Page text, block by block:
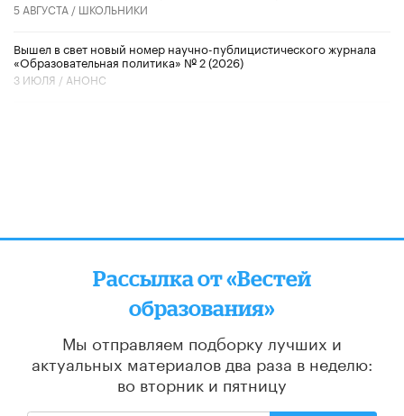
5 АВГУСТА / ШКОЛЬНИКИ
Вышел в свет новый номер научно-публицистического журнала
«Образовательная политика» № 2 (2026)
3 ИЮЛЯ / АНОНС
Рассылка от «Вестей
образования»
Мы отправляем подборку лучших и
актуальных материалов два раза в неделю:
во вторник и пятницу